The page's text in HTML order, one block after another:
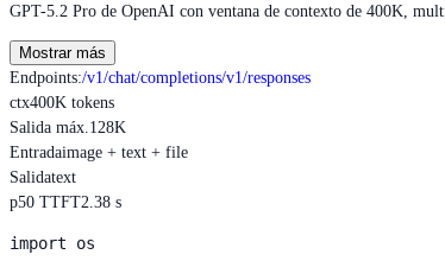
GPT-5.2 Pro de OpenAI con ventana de contexto de 400K,
Mostrar más
Endpoints:/v1/chat/completions/v1/responses
ctx400K tokens
Salida máx. 128K
Entradaimage + text + file
Salidatext
p50 TTFT2.38 s
import os